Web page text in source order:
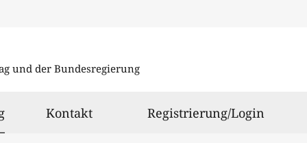
und der Bundesregierung
ausgewählt
Kontakt Registrierung/Login